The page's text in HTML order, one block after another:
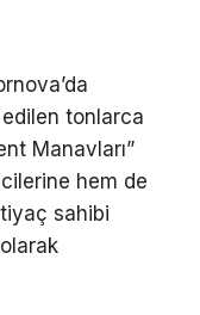
tonlarca
Manavları”
hem de
sahibi